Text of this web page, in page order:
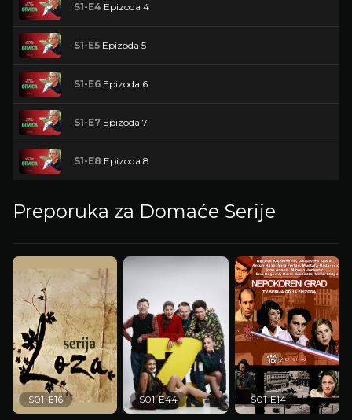
S1-E4 Epizoda 4
S1-E5 Epizoda 5
S1-E6 Epizoda 6
S1-E7 Epizoda 7
S1-E8 Epizoda 8
Preporuka za Domaće Serije
S01-E16 S01-E44 S01-E14